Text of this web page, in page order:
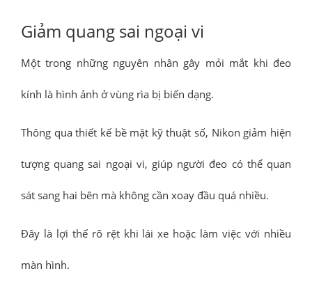
Giảm quang sai ngoại vi
Một trong những nguyên nhân gây mỏi mắt khi đeo
kính là hình ảnh ở vùng rìa bị biến dạng.
Thông qua thiết kế bề mặt kỹ thuật số, Nikon giảm hiện
tượng quang sai ngoại vi, giúp người đeo có thể quan
sát sang hai bên mà không cần xoay đầu quá nhiều.
Đây là lợi thế rõ rệt khi lái xe hoặc làm việc với nhiều
màn hình.